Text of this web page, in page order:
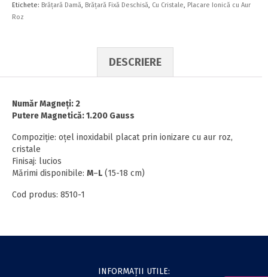
Etichete: Brăţară Damă, Brăţară Fixă Deschisă, Cu Cristale, Placare Ionică cu Aur
Roz
DESCRIERE
Număr Magneţi: 2
Putere Magnetică: 1.200 Gauss
Compoziţie: oţel inoxidabil placat prin ionizare cu aur roz,
cristale
Finisaj: lucios
Mărimi disponibile: M–L (15-18 cm)
Cod produs: 8510-1
INFORMAŢII UTILE: